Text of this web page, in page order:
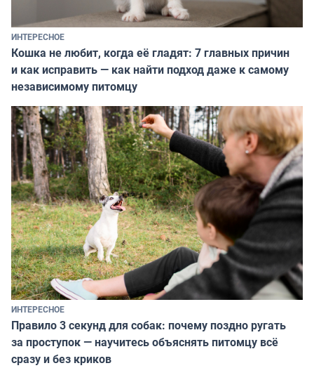
ИНТЕРЕСНОЕ
Кошка не любит, когда её гладят: 7 главных причин
и как исправить — как найти подход даже к самому
независимому питомцу
ИНТЕРЕСНОЕ
Правило 3 секунд для собак: почему поздно ругать
за проступок — научитесь объяснять питомцу всё
сразу и без криков